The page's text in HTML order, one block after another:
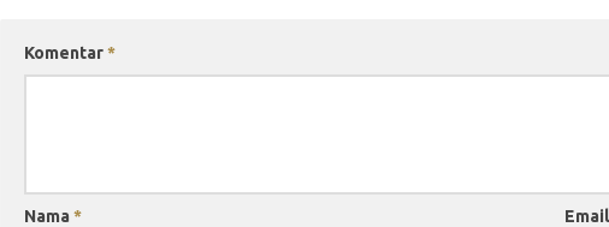
Komentar*
Nama *